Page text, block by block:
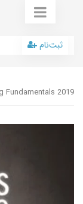
ثبت‌نام
Fundamentals 2019